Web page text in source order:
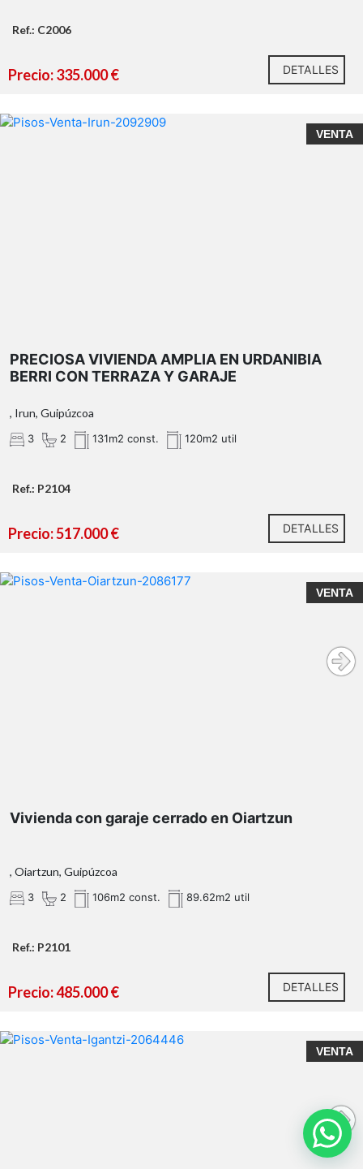
Ref.: C2006
Precio: 335.000 € DETALLES
VENTA
PRECIOSA VIVIENDA AMPLIA EN URDANIBIA
BERRI CON TERRAZA Y GARAJE
, Irun, Guipúzcoa
3 2 131m2 const. 120m2 util
Ref.: P2104
Precio: 517.000 € DETALLES
VENTA
Vivienda con garaje cerrado en Oiartzun
, Oiartzun, Guipúzcoa
3 2 106m2 const. 89.62m2 util
Ref.: P2101
Precio: 485.000 € DETALLES
VENTA